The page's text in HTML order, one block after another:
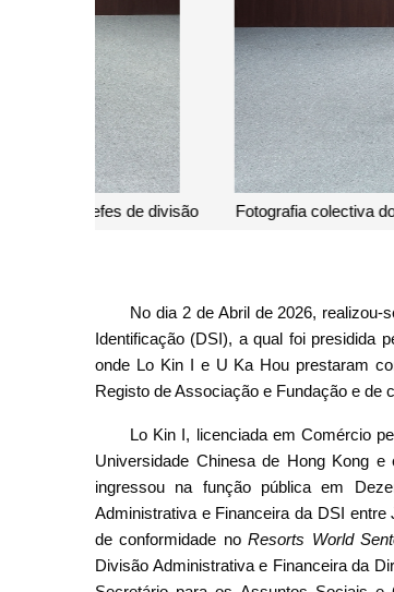
Fotografia colectiva dos dirigentes
No dia 2 de Abril de 2026,
Identificação (DSI), a qual foi presidida
onde Lo Kin I e U Ka Hou prestaram
Registo de Associação e Fundação e de
Lo Kin I, licenciada em Comércio
Universidade Chinesa de Hong Kong
ingressou na função pública em
Administrativa e Financeira da DSI
de conformidade noResorts World
Divisão Administrativa e Financeira da